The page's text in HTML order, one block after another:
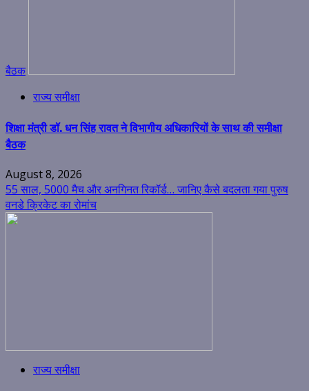
बैठक
राज्य समीक्षा
शिक्षा मंत्री डॉ. धन सिंह रावत ने विभागीय अधिकारियों के साथ की समीक्षा
बैठक
August 8, 2026
55 साल, 5000 मैच और अनगिनत रिकॉर्ड… जानिए कैसे बदलता गया पुरुष
वनडे क्रिकेट का रोमांच
राज्य समीक्षा